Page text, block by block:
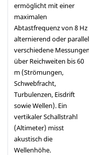
ermöglicht mit einer
maximalen
Abtastfrequenz von 8 Hz
alternierend oder parallel
verschiedene Messungen
über Reichweiten bis 60
m (Strömungen,
Schwebfracht,
Turbulenzen, Eisdrift
sowie Wellen). Ein
vertikaler Schallstrahl
(Altimeter) misst
akustisch die
Wellenhöhe.